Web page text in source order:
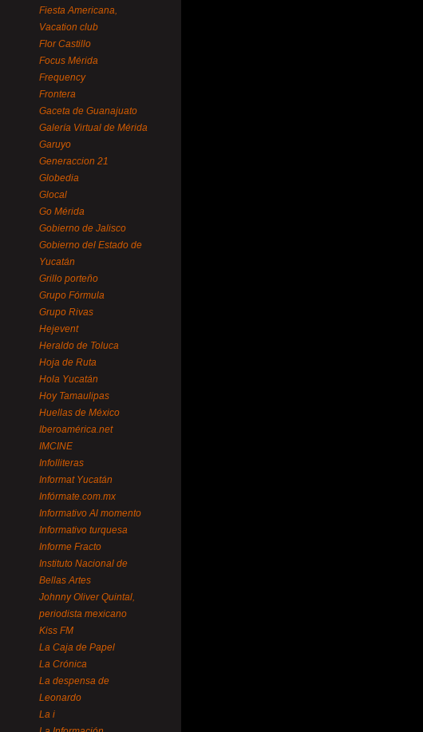
Fiesta Americana,
Vacation club
Flor Castillo
Focus Mérida
Frequency
Frontera
Gaceta de Guanajuato
Galería Virtual de Mérida
Garuyo
Generaccion 21
Globedia
Glocal
Go Mérida
Gobierno de Jalisco
Gobierno del Estado de
Yucatán
Grillo porteño
Grupo Fórmula
Grupo Rivas
Hejevent
Heraldo de Toluca
Hoja de Ruta
Hola Yucatán
Hoy Tamaulipas
Huellas de México
Iberoamérica.net
IMCINE
Infolliteras
Informat Yucatán
Infórmate.com.mx
Informativo Al momento
Informativo turquesa
Informe Fracto
Instituto Nacional de
Bellas Artes
Johnny Oliver Quintal,
periodista mexicano
Kiss FM
La Caja de Papel
La Crónica
La despensa de
Leonardo
La i